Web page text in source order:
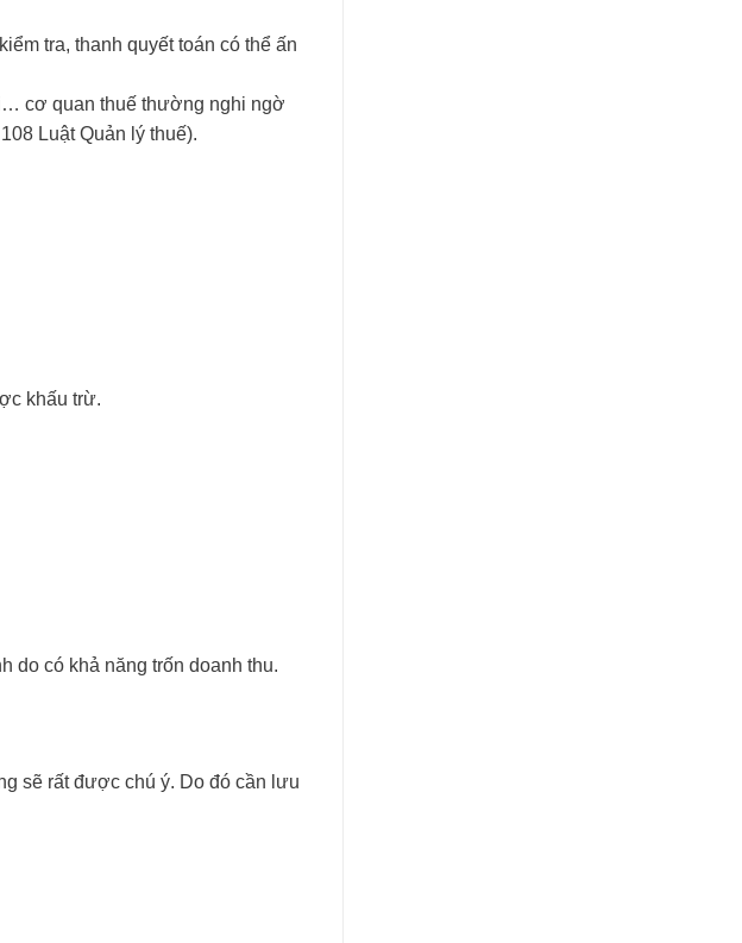
tra, thanh quyết toán có thể ấn
cơ quan thuế thường nghi ngờ
Luật Quản lý thuế).
khấu trừ.
do có khả năng trốn doanh thu.
sẽ rất được chú ý. Do đó cần lưu